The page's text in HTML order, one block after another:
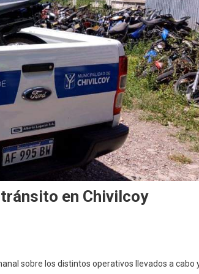
en Chivilcoy
sobre los distintos operativos llevados a cabo